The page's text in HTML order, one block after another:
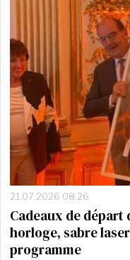
21.07.2026 08:26
Cadeaux de départ
horloge, sabre
programme